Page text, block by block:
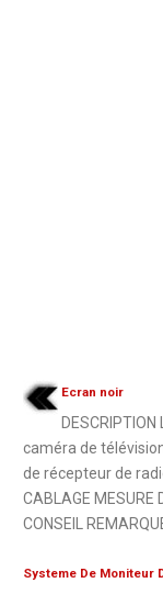
Ecran noir
caméra de
de récepteur de
CABLAGE MESURE
CONSEIL
Systeme De Moniteur